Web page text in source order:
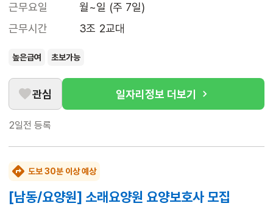
근무요일
월~일 (주 7일)
근무시간
3조 2교대
높은급여 초보가능
관심 일자리정보 더보기
2일전 등록
도보 30분 이상 예상
[남동/요양원] 소래요양원 요양보호사 모집